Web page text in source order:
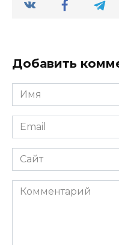
Добавить
Имя
*
Email
*
Сайт
Комментарий